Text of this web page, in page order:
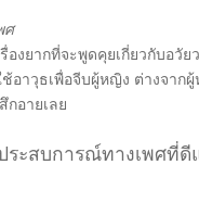
ศ
งยากที่จะพูดคุยเกี่ยวกับอวั
อาวุธเพื่อจีบผู้หญิง ต่างจาก
อายเลย
ระสบการณ์ทางเพศที่